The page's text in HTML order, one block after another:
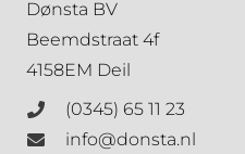
Dønsta BV
Beemdstraat 4f
4158EM Deil
(0345) 65 11 23
info@donsta.nl